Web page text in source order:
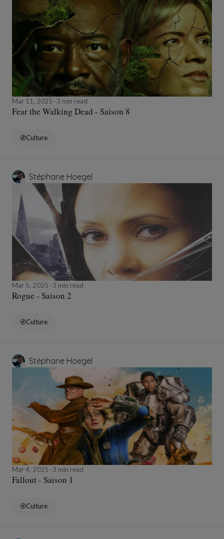
Mar 11, 2025 3 min read
Fear the Walking Dead - Saison 8
Culture
Stéphane Hoegel
Mar 5, 2025 3 min read
Rogue - Saison 2
Culture
Stéphane Hoegel
Mar 4, 2025 3 min read
Fallout - Saison 1
Culture